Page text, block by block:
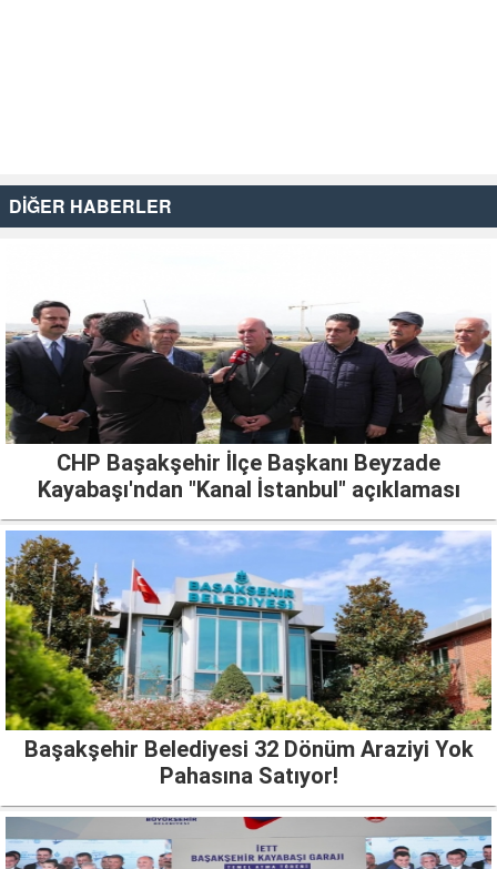
DİĞER HABERLER
CHP Başakşehir İlçe Başkanı Beyzade
Kayabaşı'ndan "Kanal İstanbul" açıklaması
Başakşehir Belediyesi 32 Dönüm Araziyi Yok
Pahasına Satıyor!